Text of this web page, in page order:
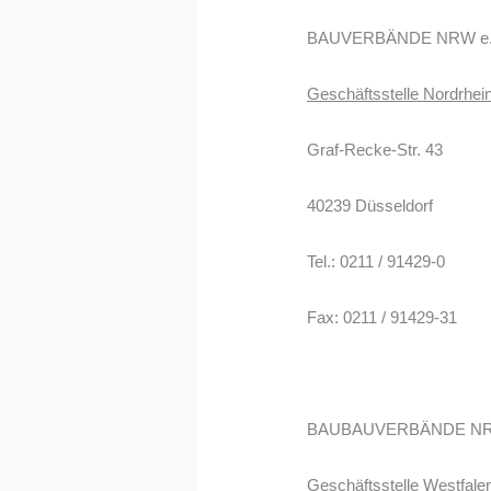
BAUVERBÄNDE NRW
Geschäftsstelle
Graf-Recke-Str. 43
40239 Düsseldorf
Tel.: 0211 / 91429-0
Fax: 0211 / 91429-31
BAUBAUVERBÄNDE
Geschäftsstelle